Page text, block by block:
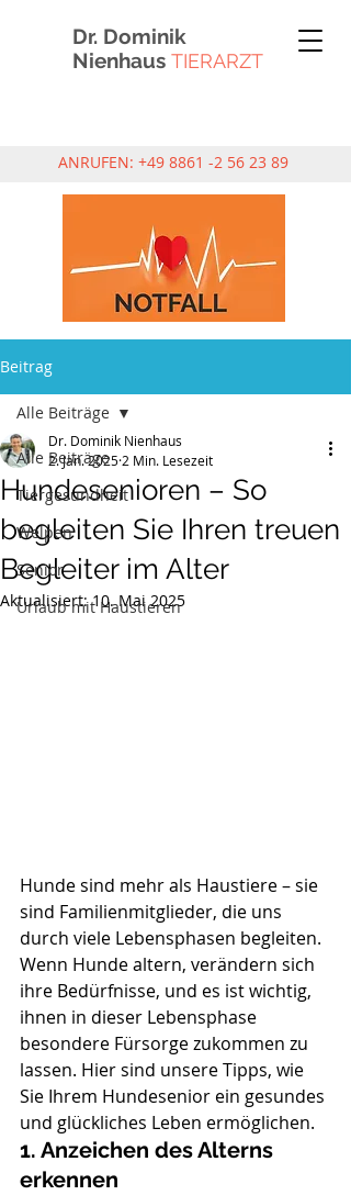
Dr. Dominik
Nienhaus TIERARZT
ANRUFEN: +49 8861 -2 56 23 89
Beitrag
Alle Beiträge
Tiergesundheit
Welpen
Senior
Urlaub mit Haustieren
Alle Beiträge
Hundesenioren – So
begleiten Sie Ihren treuen
Begleiter im Alter
Dr. Dominik Nienhaus
2. Jan. 2025 2 Min. Lesezeit
Aktualisiert:10. Mai 2025
Hunde sind mehr als Haustiere – sie
sind Familienmitglieder, die uns
durch viele Lebensphasen begleiten.
Wenn Hunde altern, verändern sich
ihre Bedürfnisse, und es ist wichtig,
ihnen in dieser Lebensphase
besondere Fürsorge zukommen zu
lassen. Hier sind unsere Tipps, wie
Sie Ihrem Hundesenior ein gesundes
und glückliches Leben ermöglichen.
1. Anzeichen des Alterns
erkennen